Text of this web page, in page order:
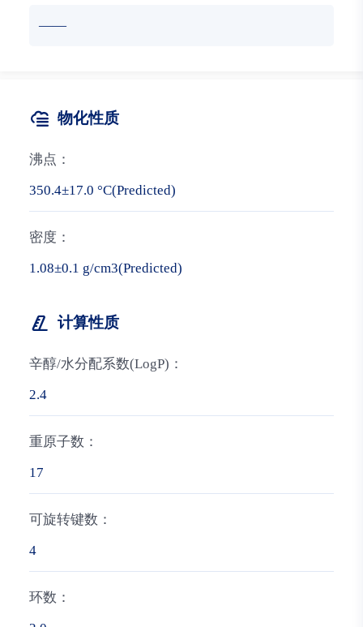
——
物化性质
沸点：
350.4±17.0 °C(Predicted)
密度：
1.08±0.1 g/cm3(Predicted)
计算性质
辛醇/水分配系数(LogP)：
2.4
重原子数：
17
可旋转键数：
4
环数：